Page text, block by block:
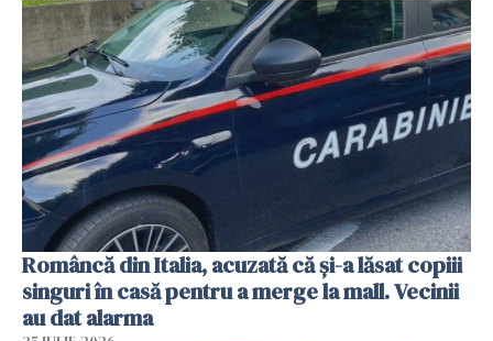
Româncă din Italia, acuzată că și-a lăsat copiii
singuri în casă pentru a merge la mall. Vecinii
au dat alarma